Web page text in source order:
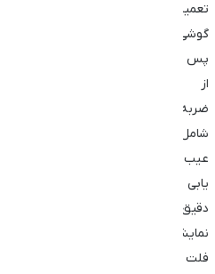
تعمیر
گوشی
پس
از
ضربه
شامل
عیب
‌یابی
دقیق
نمایشگر،
فلت